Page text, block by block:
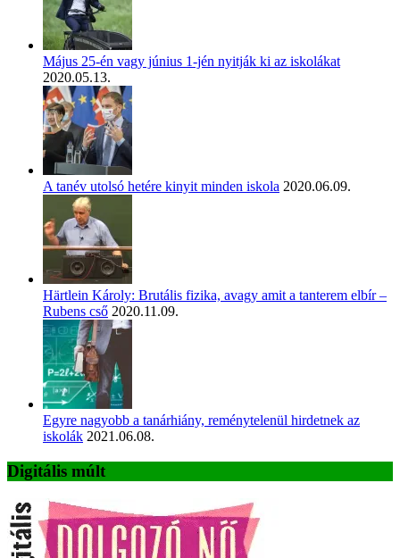
Május 25-én vagy június 1-jén nyitják ki az iskolákat
2020.05.13.
A tanév utolsó hetére kinyit minden iskola 2020.06.09.
Härtlein Károly: Brutális fizika, avagy amit a tanterem elbír –
Rubens cső 2020.11.09.
Egyre nagyobb a tanárhiány, reménytelenül hirdetnek az
iskolák 2021.06.08.
Digitális múlt